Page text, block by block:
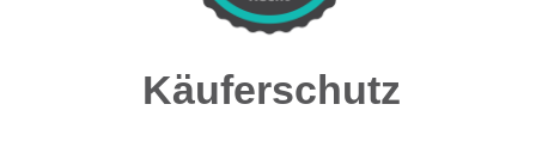
Käuferschutz